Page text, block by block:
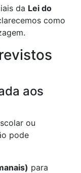
da Lei do
como
aos
ou
pode
para